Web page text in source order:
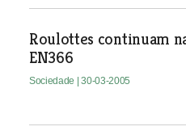
Roulottes continuam
EN366
Sociedade | 30-03-2005